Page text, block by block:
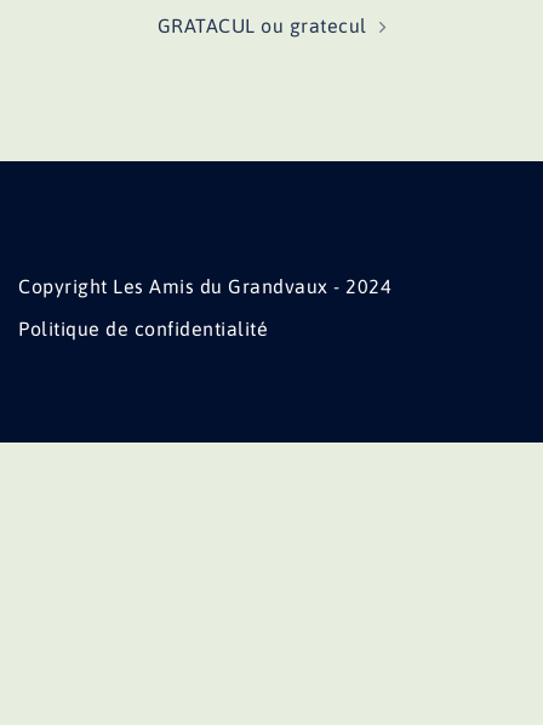
GRATACUL ou gratecul
Copyright Les Amis du Grandvaux - 2024
Politique de confidentialité